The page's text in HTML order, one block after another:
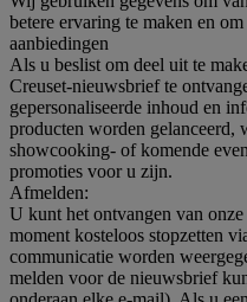
betere ervaring te maken en
aanbiedingen
Als u beslist om deel uit te
Creuset-nieuwsbrief te
gepersonaliseerde inhoud en
producten worden gelanceerd,
showcooking- of komende
promoties voor u zijn.
Afmelden:
U kunt het ontvangen van
moment kosteloos stopzetten
communicatie worden
melden voor de nieuwsbrief